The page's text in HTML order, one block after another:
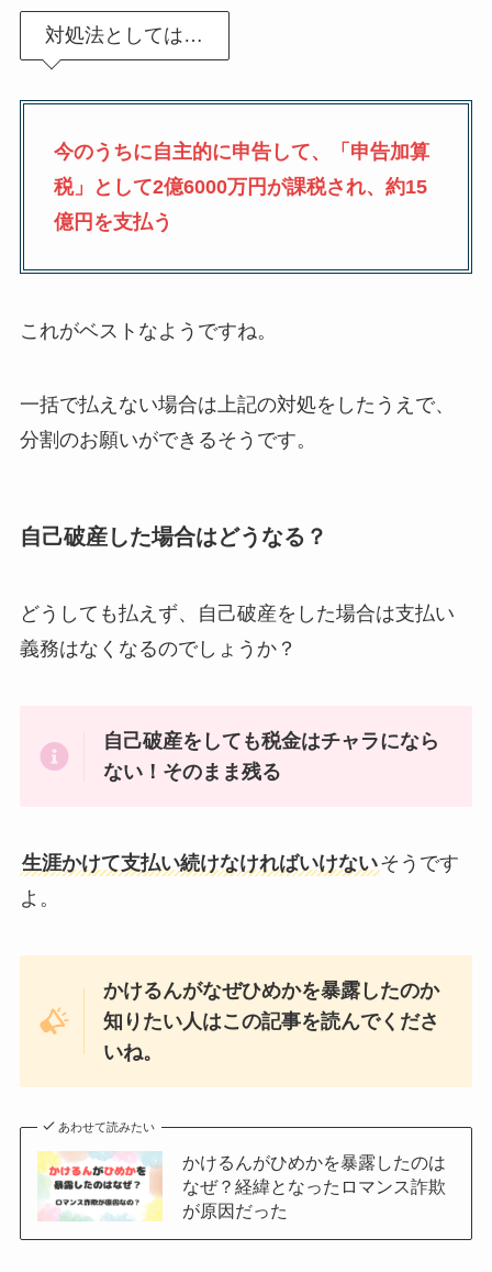
対処法としては…
今のうちに自主的に申告して、「申告加算
税」として2億6000万円が課税され、約15
億円を支払う
これがベストなようですね。
一括で払えない場合は上記の対処をしたうえで、
分割のお願いができるそうです。
自己破産した場合はどうなる？
どうしても払えず、自己破産をした場合は支払い
義務はなくなるのでしょうか？
自己破産をしても税金はチャラになら
ない！そのまま残る
生涯かけて支払い続けなければいけないそうです
よ。
かけるんがなぜひめかを暴露したのか
知りたい人はこの記事を読んでくださ
いね。
あわせて読みたい
かけるんがひめかを暴露したのは
なぜ？経緯となったロマンス詐欺
が原因だった